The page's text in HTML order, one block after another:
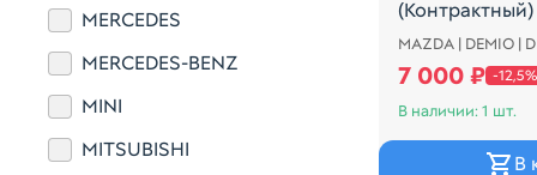
MERCEDES
MERCEDES-BENZ
MINI
MITSUBISHI
(Контрактный)
Бампер
MAZDA | DEMIO |
7 000 ₽ -12,5%
В наличии: 1 шт.
В